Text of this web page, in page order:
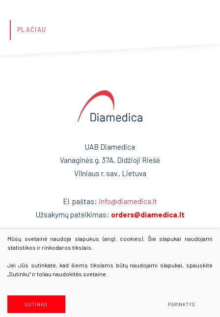
PLAČIAU
UAB Diamedica
Vanaginės g. 37A, Didžioji Riešė
Vilniaus r. sav., Lietuva
El. paštas: info@diamedica.lt
Užsakymų pateikimas: orders@diamedica.lt
www.diamedica.lv
Mūsų svetainė naudoja slapukus (angl. cookies). Šie slapukai naudojami
statistikos ir rinkodaros tikslais.
Jei Jūs sutinkate, kad šiems tikslams būtų naudojami slapukai, spauskite
„Sutinku“ ir toliau naudokitės svetaine.
SUTINKU PARINKTYS